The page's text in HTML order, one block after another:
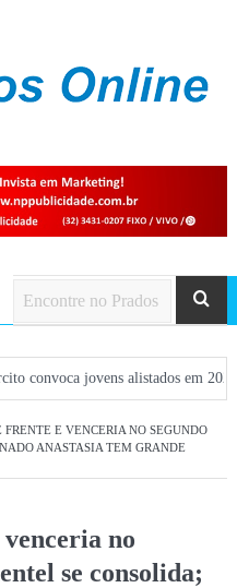
alistados em 2026 em Prados
E VENCERIA NO SEGUNDO
ANASTASIA TEM GRANDE
no
se consolida;